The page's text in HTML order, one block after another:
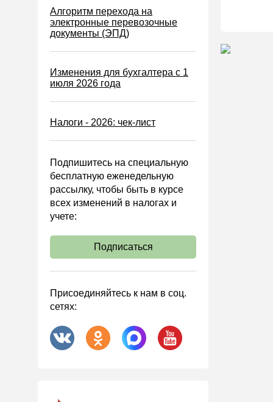
Статистика
Самозанятые
Банк
Онлайн-кассы ККТ ККМ
деятельности (АХД)
Охрана труда и аттестация
Охрана труда
Валютные операции
Налоговая система РФ
Налоговое планирование
Договоры
АО
Алгоритм перехода на
электронные перевозочные
документы (ЭПД)
Изменения для бухгалтера с 1
июля 2026 года
Налоги - 2026: чек-лист
Подпишитесь на специальную
бесплатную еженедельную
рассылку, чтобы быть в курсе
всех изменений в налогах и
учете:
Подписаться
Присоединяйтесь к нам в соц.
сетях: